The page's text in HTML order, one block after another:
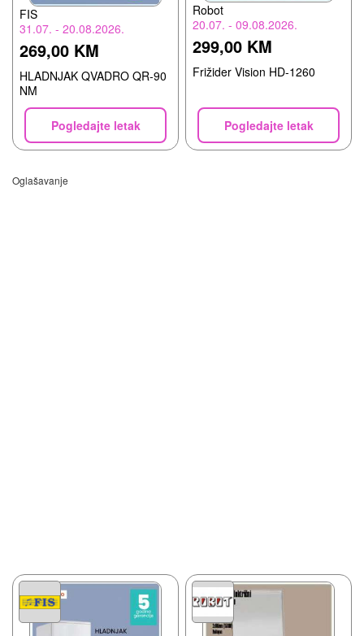
FIS
31.07. - 20.08.2026.
269,00 KM
HLADNJAK QVADRO QR-90
NM
Pogledajte letak
Robot
20.07. - 09.08.2026.
299,00 KM
Frižider Vision HD-1260
Pogledajte letak
Oglašavanje